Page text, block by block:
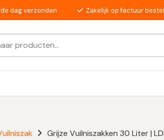
dag verzonden Zakelijk op factuur
voor automatisch aanvullen
Grijze Vuilniszakken 30 Liter |